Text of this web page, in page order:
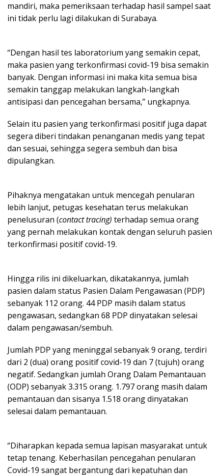
mandiri, maka pemeriksaan terhadap hasil sampel saat
ini tidak perlu lagi dilakukan di Surabaya.
“Dengan hasil tes laboratorium yang semakin cepat,
maka pasien yang terkonfirmasi covid-19 bisa semakin
banyak. Dengan informasi ini maka kita semua bisa
semakin tanggap melakukan langkah-langkah
antisipasi dan pencegahan bersama,” ungkapnya.
Selain itu pasien yang terkonfirmasi positif juga dapat
segera diberi tindakan penanganan medis yang tepat
dan sesuai, sehingga segera sembuh dan bisa
dipulangkan.
Pihaknya mengatakan untuk mencegah penularan
lebih lanjut, petugas kesehatan terus melakukan
penelusuran (contact tracing) terhadap semua orang
yang pernah melakukan kontak dengan seluruh pasien
terkonfirmasi positif covid-19.
Hingga rilis ini dikeluarkan, dikatakannya, jumlah
pasien dalam status Pasien Dalam Pengawasan (PDP)
sebanyak 112 orang. 44 PDP masih dalam status
pengawasan, sedangkan 68 PDP dinyatakan selesai
dalam pengawasan/sembuh.
Jumlah PDP yang meninggal sebanyak 9 orang, terdiri
dari 2 (dua) orang positif covid-19 dan 7 (tujuh) orang
negatif. Sedangkan jumlah Orang Dalam Pemantauan
(ODP) sebanyak 3.315 orang. 1.797 orang masih dalam
pemantauan dan sisanya 1.518 orang dinyatakan
selesai dalam pemantauan.
“Diharapkan kepada semua lapisan masyarakat untuk
tetap tenang. Keberhasilan pencegahan penularan
Covid-19 sangat bergantung dari kepatuhan dan